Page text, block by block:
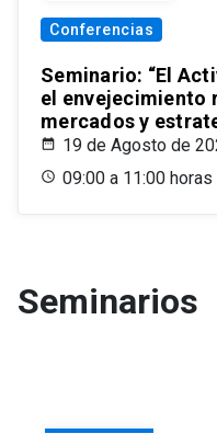
Conferencias
Seminario: “El
el envejecimiento
mercados y
19 de Agosto de
09:00 a 11:00 horas
Seminarios